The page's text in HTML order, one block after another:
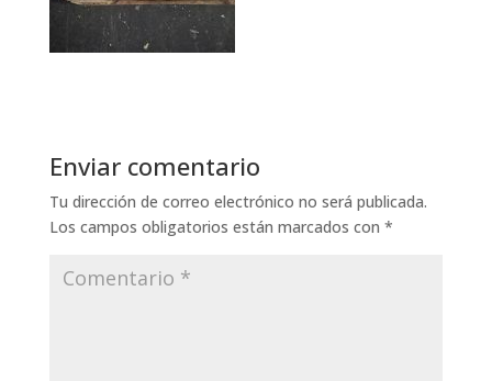
Enviar comentario
Tu dirección de correo electrónico no será publicada.
Los campos obligatorios están marcados con *